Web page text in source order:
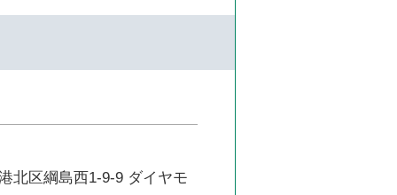
北区綱島西1-9-9 ダイヤモ